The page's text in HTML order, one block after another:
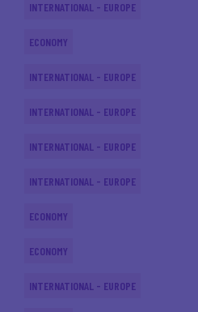
INTERNATIONAL - EUROPE
ECONOMY
INTERNATIONAL - EUROPE
INTERNATIONAL - EUROPE
INTERNATIONAL - EUROPE
INTERNATIONAL - EUROPE
ECONOMY
ECONOMY
INTERNATIONAL - EUROPE